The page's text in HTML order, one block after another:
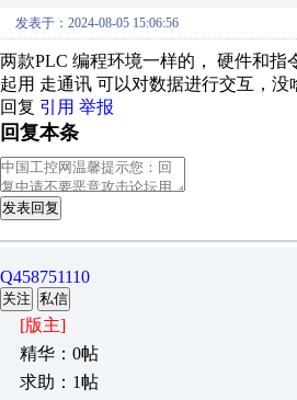
发表于：2024-08-05 15:06:56
两款PLC 编程环境一样的， 硬件和指
起用 走通讯 可以对数据进行交互，没
回复 引用 举报
回复本条
发表回复
Q458751110
关注 私信
[版主]
精华：0帖
求助：1帖